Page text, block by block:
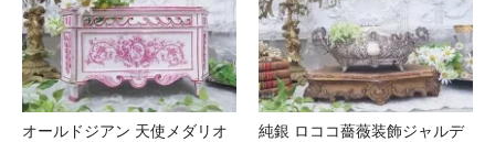
オールドジアン 天使メダリオ
純銀 ロココ薔薇装飾ジャルデ